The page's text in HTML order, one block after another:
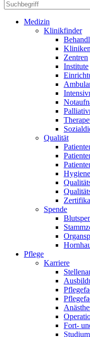
Medizin
Klinikfinder
Kliniken
Zentren
Institute
Qualität
Hygiene
Spende
Pflege
Karriere
Fort-
Studium